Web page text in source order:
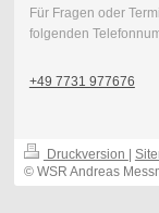
Für Fragen oder
folgenden
+49 7731 977676
Druckversion
© WSR Andreas